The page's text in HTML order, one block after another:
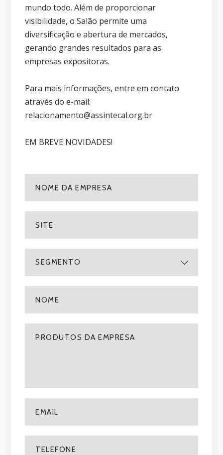
mundo todo. Além de proporcionar
visibilidade, o Salão permite uma
diversificação e abertura de mercados,
gerando grandes resultados para as
empresas expositoras.
Para mais informações, entre em contato
através do e-mail:
relacionamento@assintecal.org.br
EM BREVE NOVIDADES!
SEGMENTO